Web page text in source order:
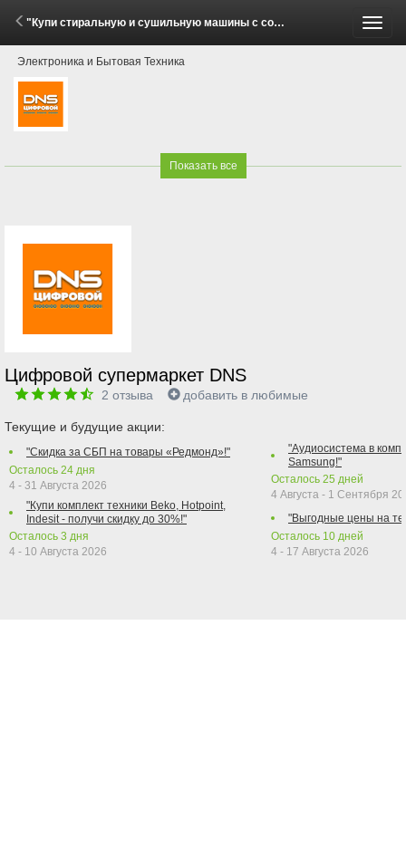
"Купи стиральную и сушильную машины с соединительным элементом Midea — получи скидку 20%!" (1 - 31 Мая 2026)
Электроника и Бытовая Техника
Показать все
Цифровой супермаркет DNS
2 отзыва добавить в любимые
Текущие и будущие акции:
"Скидка за СБП на товары «Редмонд»!"
Осталось 24 дня
4 - 31 Августа 2026
"Купи комплект техники Beko, Hotpoint,
Indesit - получи скидку до 30%!"
Осталось 3 дня
4 - 10 Августа 2026
"Аудиосистема в
Samsung!"
Осталось 25 дней
4 Августа - 1 Сентября
"Выгодные цены на
Осталось 10 дней
4 - 17 Августа 2026